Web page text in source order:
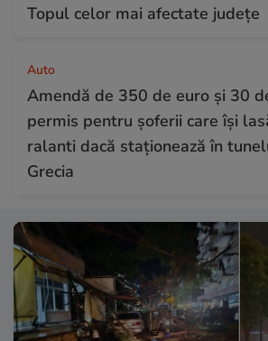
Topul celor mai afectate județe
Auto
Amendă de 350 de euro și 30
permis pentru șoferii care își
ralanti dacă staționează în
Grecia